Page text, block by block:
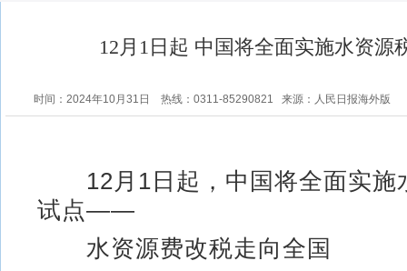
12月1日起 中国将全面实施水资源
时间：2024年10月31日 热线：0311-85290821 来源：人民日报海外版
12月1日起，中国将全面实施
试点——
水资源费改税走向全国